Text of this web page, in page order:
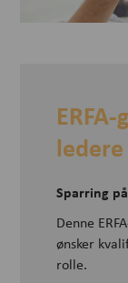
ledere
Sparring
Denne
ønsker
rolle.